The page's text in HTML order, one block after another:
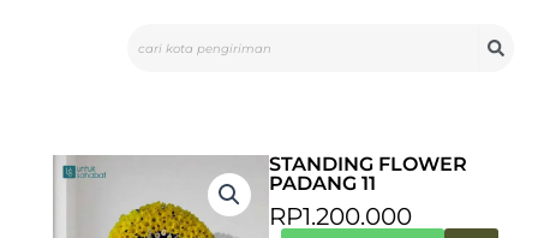
STANDING FLOWER
PADANG 11
RP1.200.000